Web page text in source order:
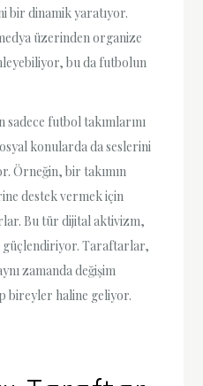
bir dinamik yaratıyor.
üzerinden organize
bu da futbolun
futbol takımlarını
konularda da seslerini
Örneğin, bir takımın
destek vermek için
Bu tür dijital aktivizm,
Taraftarlar,
zamanda değişim
bireyler haline geliyor.